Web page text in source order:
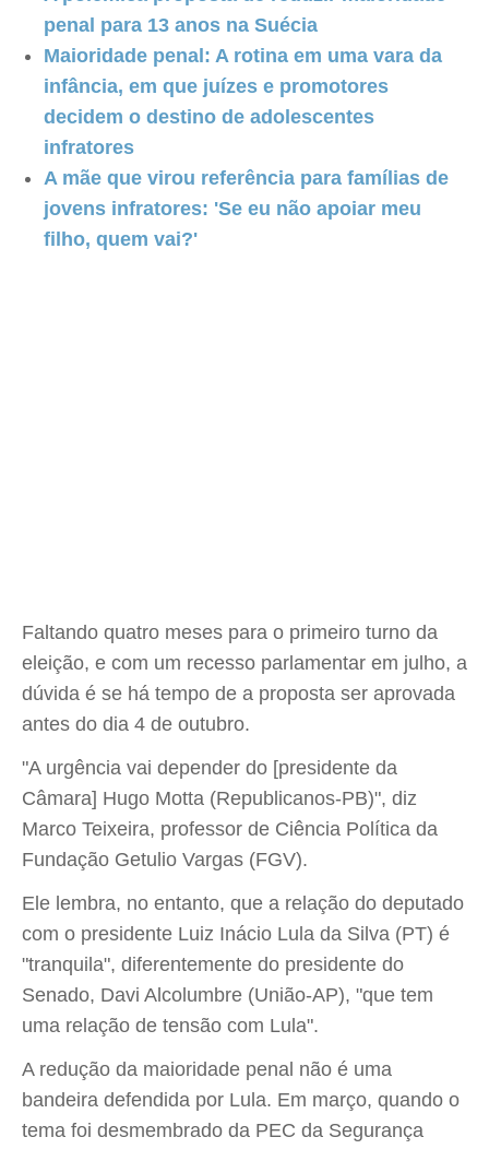
penal para 13 anos na Suécia
Maioridade penal: A rotina em uma vara da
infância, em que juízes e promotores
decidem o destino de adolescentes
infratores
A mãe que virou referência para famílias de
jovens infratores: 'Se eu não apoiar meu
filho, quem vai?'
Faltando quatro meses para o primeiro turno da
eleição, e com um recesso parlamentar em julho, a
dúvida é se há tempo de a proposta ser aprovada
antes do dia 4 de outubro.
"A urgência vai depender do [presidente da
Câmara] Hugo Motta (Republicanos-PB)", diz
Marco Teixeira, professor de Ciência Política da
Fundação Getulio Vargas (FGV).
Ele lembra, no entanto, que a relação do deputado
com o presidente Luiz Inácio Lula da Silva (PT) é
"tranquila", diferentemente do presidente do
Senado, Davi Alcolumbre (União-AP), "que tem
uma relação de tensão com Lula".
A redução da maioridade penal não é uma
bandeira defendida por Lula. Em março, quando o
tema foi desmembrado da PEC da Segurança